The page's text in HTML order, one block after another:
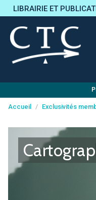
Panneau de gestion des
LIBRAIRIE ET
Accueil / Exclusivités